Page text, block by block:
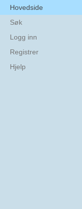
Hovedside
Søk
Logg inn
Registrer
Hjelp